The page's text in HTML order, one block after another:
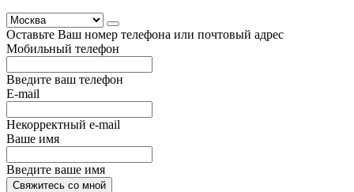
Оставьте Ваш номер телефона или почтовый адрес
Мобильный телефон
Введите ваш телефон
E-mail
Некорректный e-mail
Ваше имя
Введите ваше имя
Свяжитесь со мной